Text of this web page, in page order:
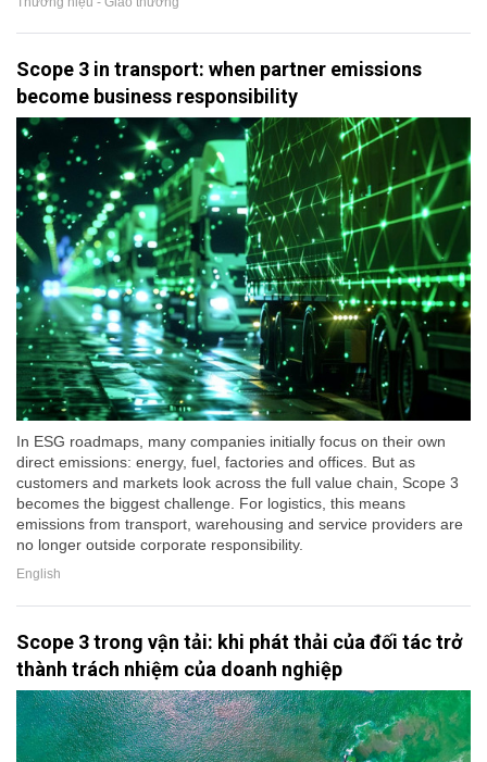
Scope 3 in transport: when partner emissions
become business responsibility
In ESG roadmaps, many companies initially focus on their own
direct emissions: energy, fuel, factories and offices. But as
customers and markets look across the full value chain, Scope 3
becomes the biggest challenge. For logistics, this means
emissions from transport, warehousing and service providers are
no longer outside corporate responsibility.
English
Scope 3 trong vận tải: khi phát thải của đối tác trở
thành trách nhiệm của doanh nghiệp